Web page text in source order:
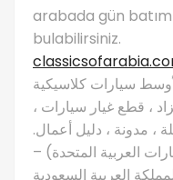
arabada gün
bulabilirsiniz.
سيارات كلاسيكية
، قطع غيار سيارات ،
مدونة ، دليل أعمال.
العربية المتحدة) –
العربية السعودية